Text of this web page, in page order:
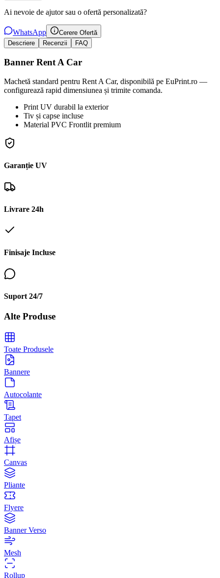
Ai nevoie de ajutor sau o ofertă personalizată?
WhatsApp
Cerere Ofertă
Descriere
Recenzii FAQ
Banner Rent A Car
Machetă standard pentru Rent A Car, disponibilă pe EuPrint.ro —
configurează rapid dimensiunea și trimite comanda.
Print UV durabil la exterior
Tiv și capse incluse
Material PVC Frontlit premium
Garanție UV
Livrare 24h
Finisaje Incluse
Suport 24/7
Alte Produse
Toate Produsele
Bannere
Autocolante
Tapet
Afișe
Canvas
Pliante
Flyere
Banner Verso
Mesh
Rollup